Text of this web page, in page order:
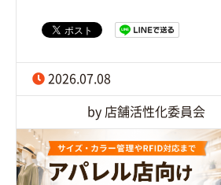
2026.07.08
by 店舗活性化委員会